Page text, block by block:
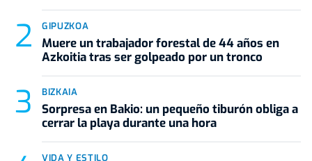
GIPUZKOA
Muere un trabajador forestal de 44 años en
Azkoitia tras ser golpeado por un tronco
BIZKAIA
Sorpresa en Bakio: un pequeño tiburón obliga a
cerrar la playa durante una hora
VIDA Y ESTILO